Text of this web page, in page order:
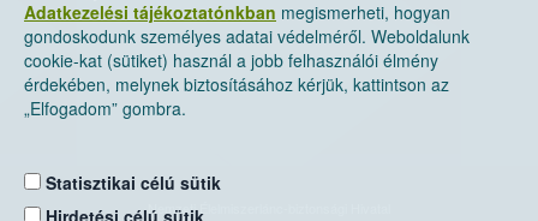
Adatkezelési tájékoztatónkban megismerheti, hogyan
gondoskodunk személyes adatai védelméről. Weboldalunk
cookie-kat (sütiket) használ a jobb felhasználói élmény
érdekében, melynek biztosításához kérjük, kattintson az
„Elfogadom” gombra.
Statisztikai célú sütik
Hirdetési célú sütikNemzeti Élelmiszerlánc-biztonsági Hivatal